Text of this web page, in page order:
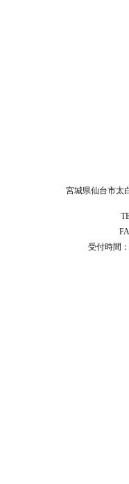
宮城県仙台市太
受付時間